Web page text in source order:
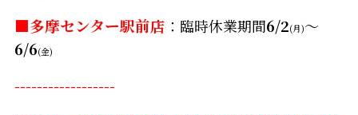
■多摩センター駅前店 ：臨時休業期間6/2(月)～
6/6(金)
------------------